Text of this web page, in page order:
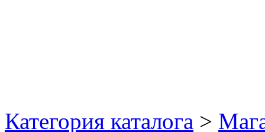
Категория каталога >